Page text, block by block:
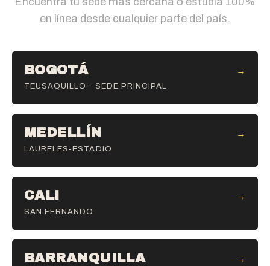
en línea desde cualquier parte del país.
BOGOTÁ
TEUSAQUILLO · SEDE PRINCIPAL
→
MEDELLÍN
LAURELES-ESTADIO
→
CALI
SAN FERNANDO
→
BARRANQUILLA →